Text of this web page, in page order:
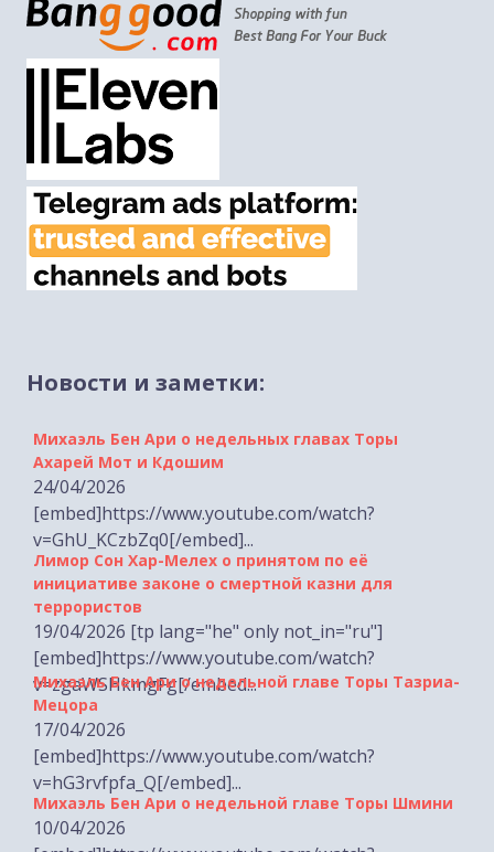
Новости и заметки:
Ахарей Мот и Кдошим
24/04/2026
[embed]https://www.youtube.com/watch?
v=GhU_KCzbZq0[/embed]...
Лимор Сон Хар-Мелех о принятом по её
инициативе законе о смертной казни для
террористов
19/04/2026 [tp lang="he" only not_in="ru"]
[embed]https://www.youtube.com/watch?
v=zgaWSHkmgFg[/embed...
Михаэль Бен Ари о недельной главе Торы Тазриа-
Мецора
17/04/2026
[embed]https://www.youtube.com/watch?
v=hG3rvfpfa_Q[/embed]...
Михаэль Бен Ари о недельной главе Торы Шмини
10/04/2026
[embed]https://www.youtube.com/watch?